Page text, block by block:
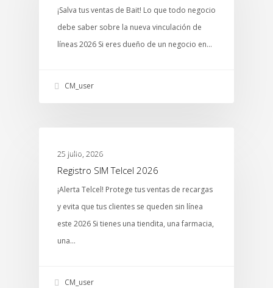
¡Salva tus ventas de Bait! Lo que todo negocio
debe saber sobre la nueva vinculación de
líneas 2026 Si eres dueño de un negocio en…
CM_user
25 julio, 2026
Registro SIM Telcel 2026
¡Alerta Telcel! Protege tus ventas de recargas
y evita que tus clientes se queden sin línea
este 2026 Si tienes una tiendita, una farmacia,
una…
CM_user